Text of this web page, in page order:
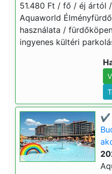
51.480 Ft / fő / éj ártól
Aquaworld
használata /
ingyenes kültéri
✔️